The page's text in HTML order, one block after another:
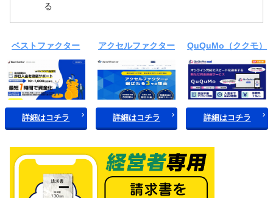
る
ベストファクター
詳細はコチラ
アクセルファクター
詳細はコチラ
QuQuMo（ククモ）
詳細はコチラ